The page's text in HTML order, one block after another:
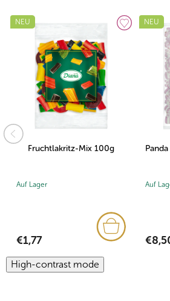
NEU
Fruchtlakritz-Mix 100g
Auf Lager
€1,77
NEU
Auf
High-contrast mode